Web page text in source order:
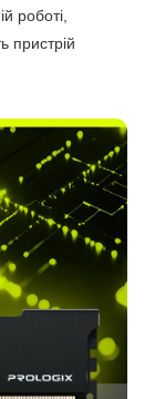
роботі,
пристрій